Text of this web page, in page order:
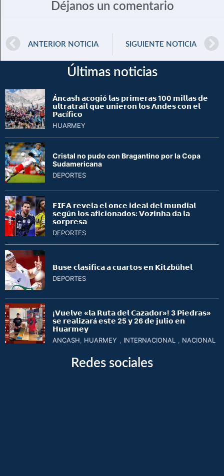
Déjanos un comentario
ANTERIOR NOTICIA SIGUIENTE NOTICIA
Últimas noticias
Á𝗻𝗰𝗮𝘀𝗵 𝗮𝗰𝗼𝗴𝗶ó 𝗹𝗮𝘀 𝗽𝗿𝗶𝗺𝗲𝗿𝗮𝘀 100 𝗺𝗶𝗹𝗹𝗮𝘀 𝗱𝗲
𝘂𝗹𝘁𝗿𝗮𝘁𝗿𝗮𝗶𝗹 𝗾𝘂𝗲 𝘂𝗻𝗶𝗲𝗿𝗼𝗻 𝗹𝗼𝘀 𝗔𝗻𝗱𝗲𝘀 𝗰𝗼𝗻 𝗲𝗹
𝗣𝗮𝗰í𝗳𝗶𝗰𝗼
HUARMEY
Cristal no pudo con Bragantino por la Copa
Sudamericana
DEPORTES
𝗙𝗜𝗙𝗔 𝗿𝗲𝘃𝗲𝗹𝗮 𝗲𝗹 𝗼𝗻𝗰𝗲 𝗶𝗱𝗲𝗮𝗹 𝗱𝗲𝗹 𝗺𝘂𝗻𝗱𝗶𝗮𝗹
𝘀𝗲𝗴ú𝗻 𝗹𝗼𝘀 𝗮𝗳𝗶𝗰𝗶𝗼𝗻𝗮𝗱𝗼𝘀: 𝗩𝗼𝘇𝗶𝗻𝗵𝗮 𝗱𝗮 𝗹𝗮
𝘀𝗼𝗿𝗽𝗿𝗲𝘀𝗮
DEPORTES
𝗕𝘂𝘀𝗲 𝗰𝗹𝗮𝘀𝗶𝗳𝗶𝗰𝗮 𝗮 𝗰𝘂𝗮𝗿𝘁𝗼𝘀 𝗲𝗻 𝗞𝗶𝘁𝘇𝗯ü𝗵𝗲𝗹
DEPORTES
¡𝗩𝘂𝗲𝗹𝘃𝗲 «𝗹𝗮 𝗥𝘂𝘁𝗮 𝗱𝗲𝗹 𝗖𝗮𝘇𝗮𝗱𝗼𝗿»! 3 𝗣𝗶𝗲𝗱𝗿𝗮𝘀»
𝘀𝗲 𝗿𝗲𝗮𝗹𝗶𝘇𝗮𝗿á 𝗲𝘀𝘁𝗲 25 𝘆 26 𝗱𝗲 𝗷𝘂𝗹𝗶𝗼 𝗲𝗻
𝗛𝘂𝗮𝗿𝗺𝗲𝘆
ANCASH, HUARMEY , INTERNACIONAL , NACIONAL
Redes sociales